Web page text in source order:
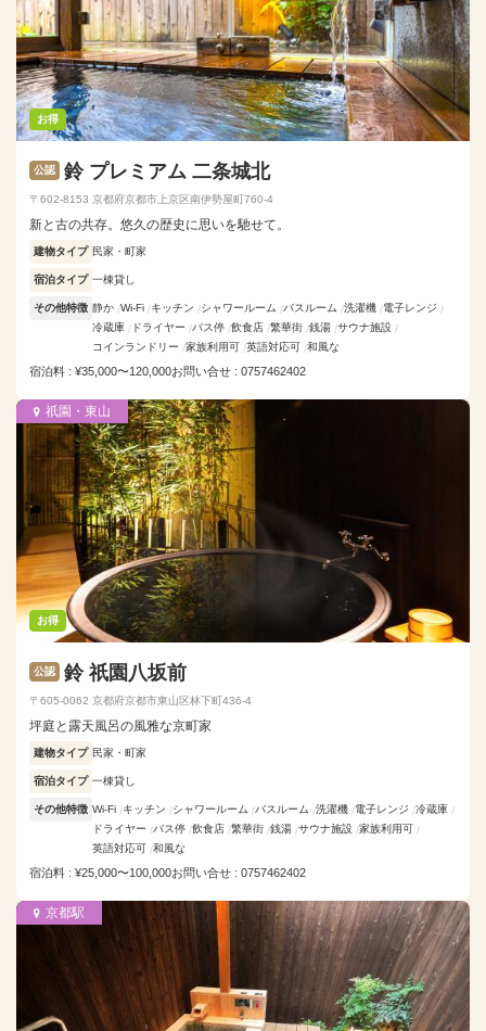
公認 鈴 プレミアム 二条城北
〒602-8153 京都府京都市上京区南伊勢屋町760-4
新と古の共存。悠久の歴史に思いを馳せて。
建物タイプ 民家・町家
宿泊タイプ 一棟貸し
その他特徴 静か Wi-Fi キッチン シャワールーム バスルーム 洗濯機
電子レンジ
冷蔵庫
ドライヤー バス停 飲食店 繁華街 銭湯 サウナ施設
コインランドリー
家族利用可 英語対応可 和風な
宿泊料 : ¥35,000〜120,000お問い合せ : 0757462402
お得
公認 鈴 祇園八坂前
〒605-0062 京都府京都市東山区林下町436-4
祇園・東山
坪庭と露天風呂の風雅な京町家
建物タイプ 民家・町家
宿泊タイプ 一棟貸し
その他特徴 Wi-Fi キッチン シャワールーム バスルーム 洗濯機 電子レンジ
冷蔵庫
ドライヤー
バス停 飲食店 繁華街 銭湯 サウナ施設 家族利用可
英語対応可 和風な
宿泊料 : ¥25,000〜100,000お問い合せ : 0757462402
お得
京都駅